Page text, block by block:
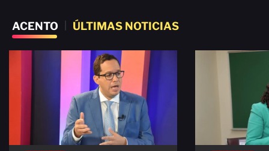
ACENTO ÚLTIMAS NOTICIAS